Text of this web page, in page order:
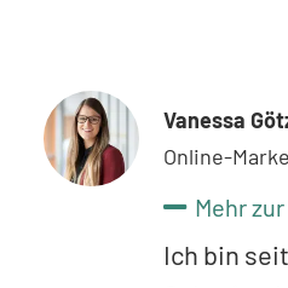
Vanessa
Online-
Mehr
Ich bin